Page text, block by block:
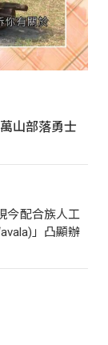
山部落勇士
今配合族人工
」凸顯辦